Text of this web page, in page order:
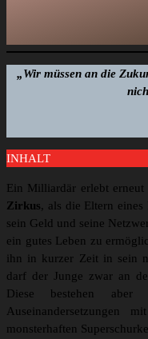
„Wir müssen an die
INHALT
Ein Milliardär erlebt erneut
Zirkus, als die Eltern eines
sein Geld und seine
ein gutes Leben zu
ihn in kurzer Zeit in sein
darf der Junge zwar an
Diese bestehen
Auseinandersetzungen
monsterhaften